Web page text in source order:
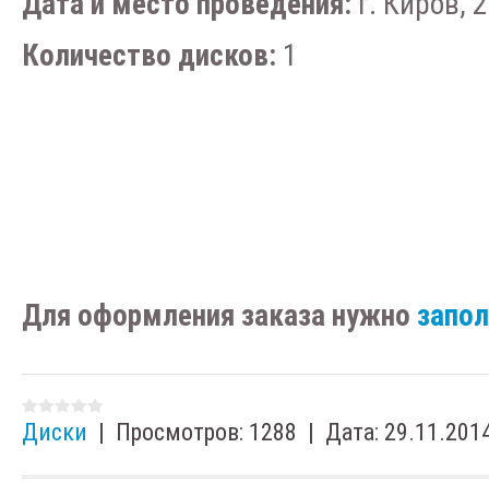
Количество дисков: 1
Для оформления заказа нужно
Диски | Просмотров: 1288 | Дата: